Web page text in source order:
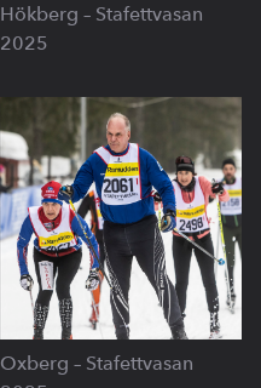
Hökberg – Stafettvasan
2025
Oxberg – Stafettvasan